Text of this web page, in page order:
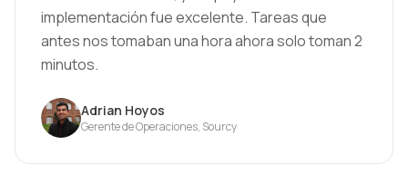
implementación fue excelente. Tareas que
antes nos tomaban una hora ahora solo toman 2
minutos.
Adrian Hoyos
Gerente de Operaciones, Sourcy